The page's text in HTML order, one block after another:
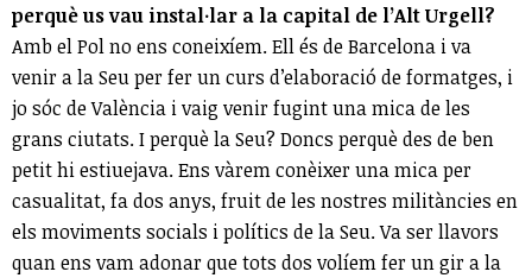
perquè us vau instal·lar a la capital de l’Alt Urgell?
Amb el Pol no ens coneixíem. Ell és de Barcelona i va
venir a la Seu per fer un curs d’elaboració de formatges, i
jo sóc de València i vaig venir fugint una mica de les
grans ciutats. I perquè la Seu? Doncs perquè des de ben
petit hi estiuejava. Ens vàrem conèixer una mica per
casualitat, fa dos anys, fruit de les nostres militàncies en
els moviments socials i polítics de la Seu. Va ser llavors
quan ens vam adonar que tots dos volíem fer un gir a la